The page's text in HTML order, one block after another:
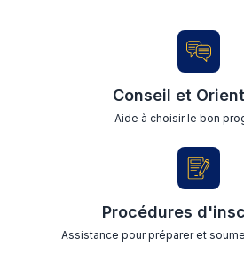
Conseil et
Aide à choisir le bon
Procédures
Assistance pour préparer et